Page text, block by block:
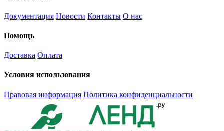
Документация Новости Контакты О нас
Помощь
Доставка Оплата
Условия использования
Правовая информация Политика конфиденциальности